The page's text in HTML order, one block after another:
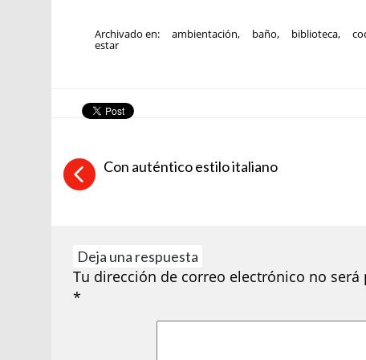
Archivado en: ambientación, baño, biblioteca,
estar
Con auténtico estilo italiano
Deja una respuesta
Tu dirección de correo electrónico no será
*